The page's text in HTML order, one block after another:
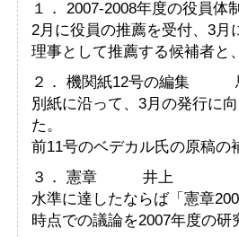
１． 2007-2008年度の役
2月に役員の推薦を受付、3月
理事として推薦する候補者と
２． 機関紙12号の編集
別紙に沿って、3月の発行に
た。
前11号のベデカル氏の原稿の
３． 憲章 井上
水準に達したならば「憲章
時点での議論を2007年度の研